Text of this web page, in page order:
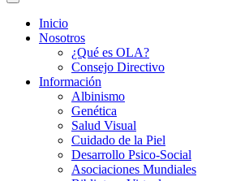
Inicio
Nosotros
¿Qué es OLA?
Consejo Directivo
Información
Albinismo
Genética
Salud Visual
Cuidado de la Piel
Desarrollo Psico-Social
Asociaciones Mundiales